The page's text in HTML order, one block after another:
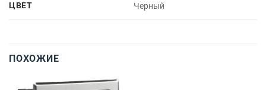
ЦВЕТ Черный
ПОХОЖИЕ